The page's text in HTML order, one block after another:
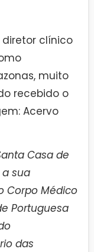
diretor clínico
muito
recebido o
Acervo
Casa de
sua
Corpo Médico
Portuguesa
das